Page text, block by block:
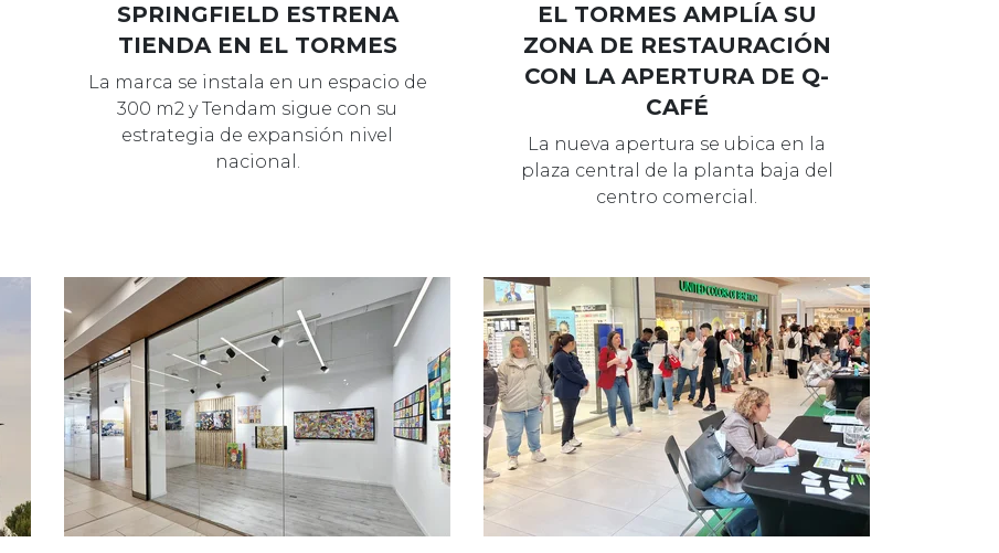
SPRINGFIELD ESTRENA
TIENDA EN EL TORMES
La marca se instala en un espacio de
300 m2 y Tendam sigue con su
estrategia de expansión nivel
nacional.
EL TORMES AMPLÍA SU
ZONA DE RESTAURACIÓN
CON LA APERTURA DE Q-
CAFÉ
La nueva apertura se ubica en la
plaza central de la planta baja del
centro comercial.